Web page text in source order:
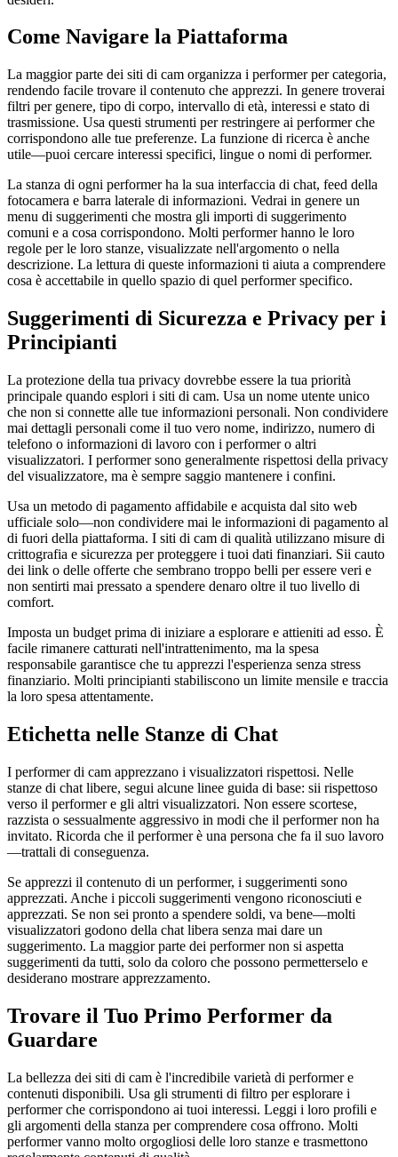
Come Navigare la Piattaforma
La maggior parte dei siti di cam organizza i performer per categoria,
rendendo facile trovare il contenuto che apprezzi. In genere troverai
filtri per genere, tipo di corpo, intervallo di età, interessi e stato di
trasmissione. Usa questi strumenti per restringere ai performer che
corrispondono alle tue preferenze. La funzione di ricerca è anche
utile—puoi cercare interessi specifici, lingue o nomi di performer.
La stanza di ogni performer ha la sua interfaccia di chat, feed della
fotocamera e barra laterale di informazioni. Vedrai in genere un
menu di suggerimenti che mostra gli importi di suggerimento
comuni e a cosa corrispondono. Molti performer hanno le loro
regole per le loro stanze, visualizzate nell'argomento o nella
descrizione. La lettura di queste informazioni ti aiuta a comprendere
cosa è accettabile in quello spazio di quel performer specifico.
Suggerimenti di Sicurezza e Privacy per i
Principianti
La protezione della tua privacy dovrebbe essere la tua priorità
principale quando esplori i siti di cam. Usa un nome utente unico
che non si connette alle tue informazioni personali. Non condividere
mai dettagli personali come il tuo vero nome, indirizzo, numero di
telefono o informazioni di lavoro con i performer o altri
visualizzatori. I performer sono generalmente rispettosi della privacy
del visualizzatore, ma è sempre saggio mantenere i confini.
Usa un metodo di pagamento affidabile e acquista dal sito web
ufficiale solo—non condividere mai le informazioni di pagamento al
di fuori della piattaforma. I siti di cam di qualità utilizzano misure di
crittografia e sicurezza per proteggere i tuoi dati finanziari. Sii cauto
dei link o delle offerte che sembrano troppo belli per essere veri e
non sentirti mai pressato a spendere denaro oltre il tuo livello di
comfort.
Imposta un budget prima di iniziare a esplorare e attieniti ad esso. È
facile rimanere catturati nell'intrattenimento, ma la spesa
responsabile garantisce che tu apprezzi l'esperienza senza stress
finanziario. Molti principianti stabiliscono un limite mensile e traccia
la loro spesa attentamente.
Etichetta nelle Stanze di Chat
I performer di cam apprezzano i visualizzatori rispettosi. Nelle
stanze di chat libere, segui alcune linee guida di base: sii rispettoso
verso il performer e gli altri visualizzatori. Non essere scortese,
razzista o sessualmente aggressivo in modi che il performer non ha
invitato. Ricorda che il performer è una persona che fa il suo lavoro
—trattali di conseguenza.
Se apprezzi il contenuto di un performer, i suggerimenti sono
apprezzati. Anche i piccoli suggerimenti vengono riconosciuti e
apprezzati. Se non sei pronto a spendere soldi, va bene—molti
visualizzatori godono della chat libera senza mai dare un
suggerimento. La maggior parte dei performer non si aspetta
suggerimenti da tutti, solo da coloro che possono permetterselo e
desiderano mostrare apprezzamento.
Trovare il Tuo Primo Performer da
Guardare
La bellezza dei siti di cam è l'incredibile varietà di performer e
contenuti disponibili. Usa gli strumenti di filtro per esplorare i
performer che corrispondono ai tuoi interessi. Leggi i loro profili e
gli argomenti della stanza per comprendere cosa offrono. Molti
performer vanno molto orgogliosi delle loro stanze e trasmettono